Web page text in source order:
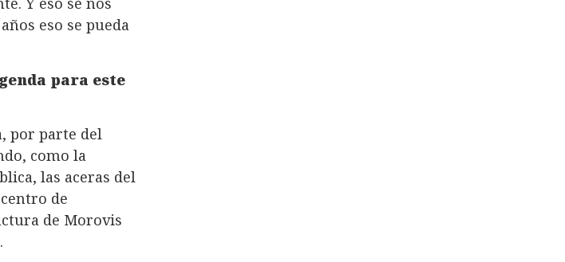
eso se pueda
para este
por parte del
como la
las aceras del
de
de Morovis